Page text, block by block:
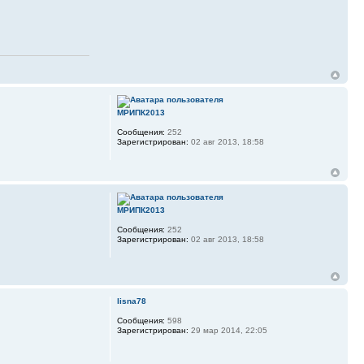
МРИПК2013
Сообщения: 252
Зарегистрирован: 02 авг 2013, 18:58
МРИПК2013
Сообщения: 252
Зарегистрирован: 02 авг 2013, 18:58
lisna78
Сообщения: 598
Зарегистрирован: 29 мар 2014, 22:05